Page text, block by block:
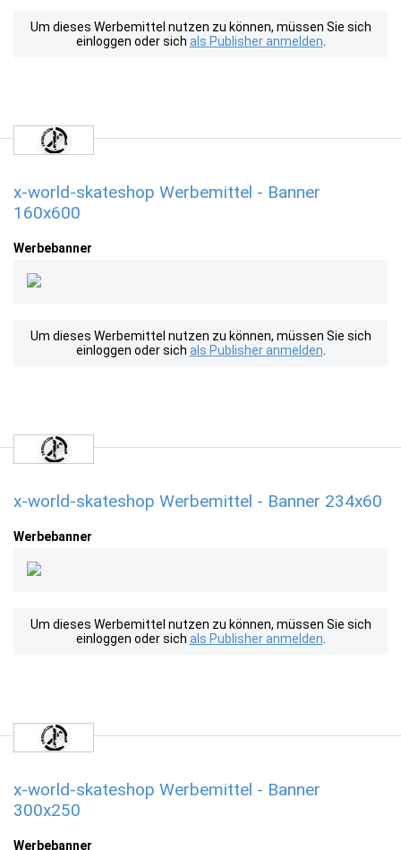
Um dieses Werbemittel nutzen zu können, müssen Sie sich
einloggen oder sich als Publisher anmelden
x-world-skateshop Werbemittel - Banner
160x600
Werbebanner
Um dieses Werbemittel nutzen zu können, müssen Sie sich
einloggen oder sich als Publisher anmelden
x-world-skateshop Werbemittel - Banner 234x60
Werbebanner
Um dieses Werbemittel nutzen zu können, müssen Sie sich
einloggen oder sich als Publisher anmelden
x-world-skateshop Werbemittel - Banner
300x250
Werbebanner